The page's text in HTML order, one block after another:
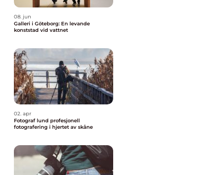
08. jun
Galleri i Göteborg: En levande
konststad vid vattnet
02. apr
Fotograf lund profesjonell
fotografering i hjertet av skåne